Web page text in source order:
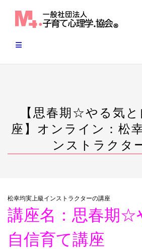
【思春期☆やる気
座】オンライン：松
ンストラクタ
松幸均実上級インストラクターの講座
講座名：思春期☆
自信育て講座